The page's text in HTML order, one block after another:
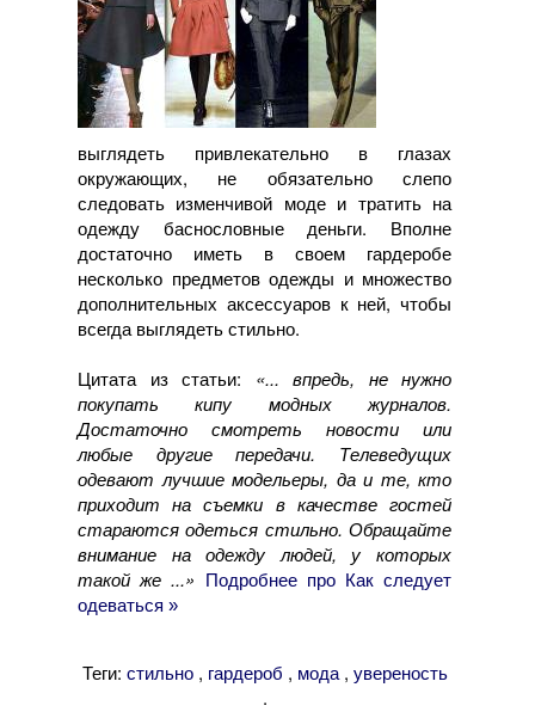
выглядеть привлекательно в глазах
окружающих, не обязательно слепо
следовать изменчивой моде и тратить на
одежду баснословные деньги. Вполне
достаточно иметь в своем гардеробе
несколько предметов одежды и множество
дополнительных аксессуаров к ней, чтобы
всегда выглядеть стильно.
Цитата из статьи: «... впредь, не нужно
покупать кипу модных журналов.
Достаточно смотреть новости или
любые другие передачи. Телеведущих
одевают лучшие модельеры, да и те, кто
приходит на съемки в качестве гостей
стараются одеться стильно. Обращайте
внимание на одежду людей, у которых
такой же ...»
Подробнее про Как следует
одеваться »
Теги: стильно, гардероб , мода, увереность
.